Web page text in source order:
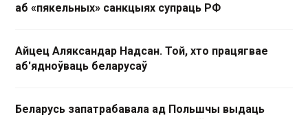
аб «пякельных» санкцыях супраць РФ
Айцец Аляксандар Надсан. Той, хто працягвае
аб'ядноўваць беларусаў
Беларусь запатрабавала ад Польшчы выдаць